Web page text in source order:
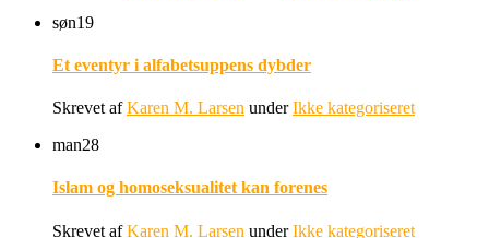
søn19
Et eventyr i alfabetsuppens dybder
Skrevet afKaren M. Larsen underIkke kategoriseret
man28
Islam og homoseksualitet kan forenes
Skrevet afKaren M. Larsen underIkke kategoriseret